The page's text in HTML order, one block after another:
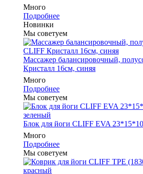
Много
Подробнее
Новинки
Мы советуем
Массажер балансировочный,
Кристалл 16см, синяя
Много
Подробнее
Мы советуем
Блок для йоги CLIFF EVA
Много
Подробнее
Мы советуем